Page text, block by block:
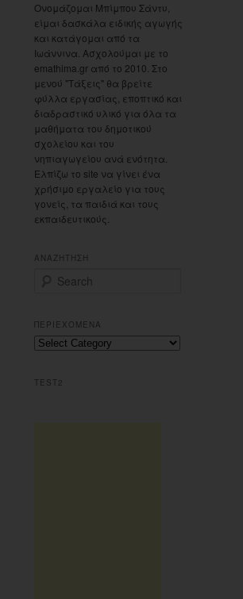
Ονομάζομαι Μπίμπου Σάντυ,
είμαι δασκάλα ειδικής αγωγής
και κατάγομαι από τα
Ιωάννινα. Ασχολούμαι με το
emathima.gr από το 2010. Στο
μενού "Τάξεις" θα βρείτε
φύλλα εργασίας, εποπτικό και
διαδραστικό υλικό για όλα τα
μαθήματα του δημοτικού
σχολείου και του
νηπιαγωγείου ανά ενότητα.
Ελπίζω το site να γίνει ένα
χρήσιμο εργαλείο για τους
γονείς, τα παιδιά και τους
εκπαιδευτικούς.
ΑΝΑΖΗΤΗΣΗ
r
c
h
ΠΕΡΙΕΧΟΜΕΝΑ
Περιεχομενα
TEST2